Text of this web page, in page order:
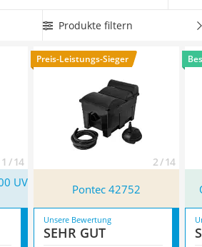
Überzeugt hat uns hier im August
Produkte filtern
1 / 14
Preis-Leistungs-Sieger
2 / 14
UV
Pontec 42752
Unsere Bewertung
SEHR GUT